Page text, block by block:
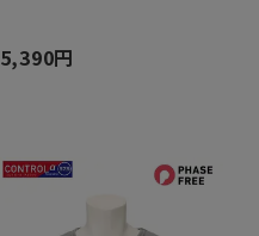
5,390円